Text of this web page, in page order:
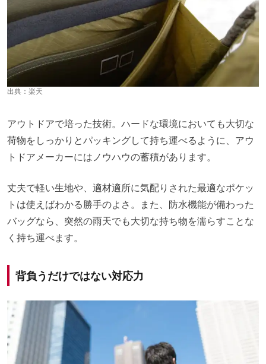
出典： 楽天
アウトドアで培った技術。ハードな環境においても大切な
荷物をしっかりとパッキングして持ち運べるように、アウ
トドアメーカーにはノウハウの蓄積があります。
丈夫で軽い生地や、適材適所に気配りされた最適なポケッ
トは使えばわかる勝手のよさ。また、防水機能が備わった
バッグなら、突然の雨天でも大切な持ち物を濡らすことな
く持ち運べます。
背負うだけではない対応力